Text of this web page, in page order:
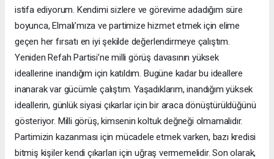
istifa ediyorum. Kendimi sizlere ve görevime adadığım süre
boyunca, Elmalı’mıza ve partimize hizmet etmek için elime
geçen her fırsatı en iyi şekilde değerlendirmeye çalıştım.
Yeniden Refah Partisi’ne milli görüş davasının yüksek
ideallerine inandığım için katıldım. Bugüne kadar bu ideallere
inanarak var gücümle çalıştım. Yaşadıklarım, inandığım yüksek
ideallerin, günlük siyasi çıkarlar için bir araca dönüştürüldüğünü
gösteriyor. Milli görüş, kimsenin koltuk değneği olmamalıdır.
Partimizin kazanması için mücadele etmek varken, bazı kredisi
bitmiş kişiler kendi çıkarları için uğraş vermemelidir. Son olarak,